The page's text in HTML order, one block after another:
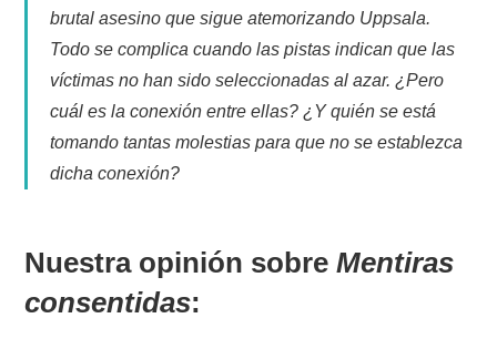
brutal asesino que sigue atemorizando Uppsala.
Todo se complica cuando las pistas indican que las
víctimas no han sido seleccionadas al azar. ¿Pero
cuál es la conexión entre ellas? ¿Y quién se está
tomando tantas molestias para que no se establezca
dicha conexión?
Nuestra opinión sobreMentiras
consentidas: